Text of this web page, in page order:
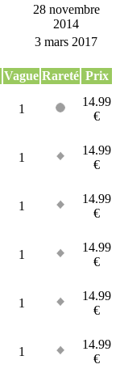
28 novembre
2014
3 mars 2017
Vague Rareté Prix
1
14.99
€
1
14.99
€
1
14.99
€
1
14.99
€
1
14.99
€
1
14.99
€